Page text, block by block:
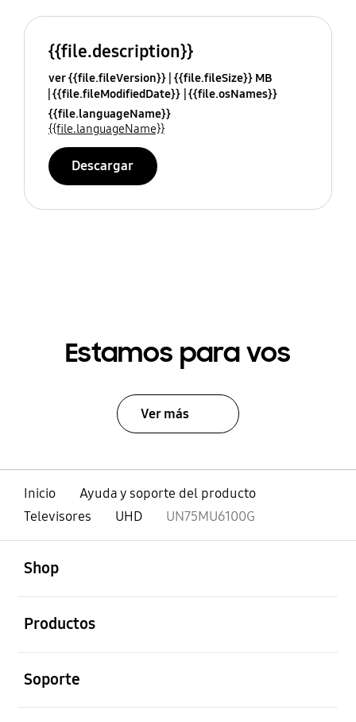
{{file.description}}
ver {{file.fileVersion}} {{file.fileSize}} MB
{{file.fileModifiedDate}} {{file.osNames}}
{{file.languageName}}
{{file.languageName}}
Descargar
Estamos para vos
Ver más
Inicio
Ayuda y soporte del producto
Televisores
UHD UN75MU6100G
Shop
Productos
Soporte